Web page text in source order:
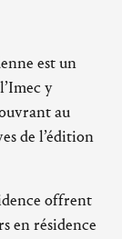
est un
y
au
de l’édition
offrent
en résidence